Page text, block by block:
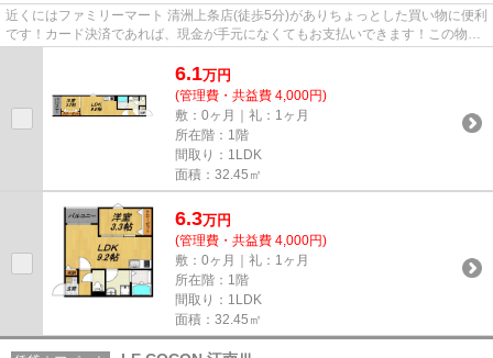
近くにはファミリーマート 清洲上条店(徒歩5分)がありちょっとした買い物に便利
です！カード決済であれば、現金が手元になくてもお支払いできます！この物件
6.1万円
(管理費・共益費 4,000円)
敷：0ヶ月｜礼：1ヶ月
所在階：1階
間取り：1LDK
面積：32.45㎡
6.3万円
(管理費・共益費 4,000円)
敷：0ヶ月｜礼：1ヶ月
所在階：1階
間取り：1LDK
面積：32.45㎡